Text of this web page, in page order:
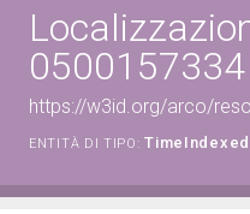
0500157334
https://w3id.org/arco/
ENTITÀ DI TIPO: